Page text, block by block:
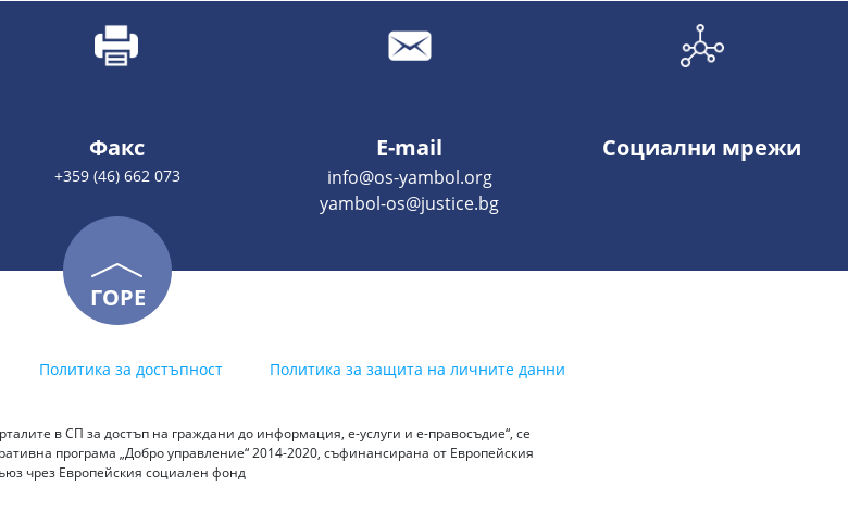
Факс
+359 (46) 662 073
E-mail
info@os-yambol.org
yambol-os@justice.bg
Социални мрежи
ГОРЕ
Политика за достъпност Политика за защита на личните данни
в СП за достъп на граждани до информация, е-услуги и е-правосъдие“, се
програма „Добро управление“ 2014-2020, съфинансирана от Европейския
чрез Европейския социален фонд